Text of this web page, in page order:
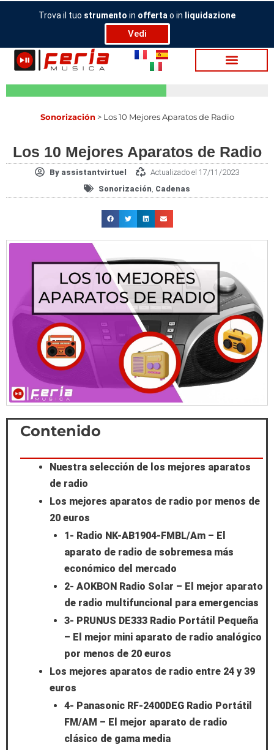
Ir
Trova il tuo strumento in offerta o in liquidazione
Vedi
Sonorización> Los 10 Mejores Aparatos de Radio
Los 10 Mejores Aparatos de Radio
By assistantvirtuel
Actualizado el 17/11/2023
Sonorización Cadenas
Contenido
Nuestra selección de los mejores aparatos
de radio
Los mejores aparatos de radio por menos de
20 euros
1- Radio NK-AB1904-FMBL/Am – El
aparato de radio de sobremesa más
económico del mercado
2- AOKBON Radio Solar – El mejor aparato
de radio multifuncional para emergencias
3- PRUNUS DE333 Radio Portátil Pequeña
– El mejor mini aparato de radio analógico
por menos de 20 euros
Los mejores aparatos de radio entre 24 y 39
euros
4- Panasonic RF-2400DEG Radio Portátil
FM/AM – El mejor aparato de radio
clásico de gama media
Scroll
to